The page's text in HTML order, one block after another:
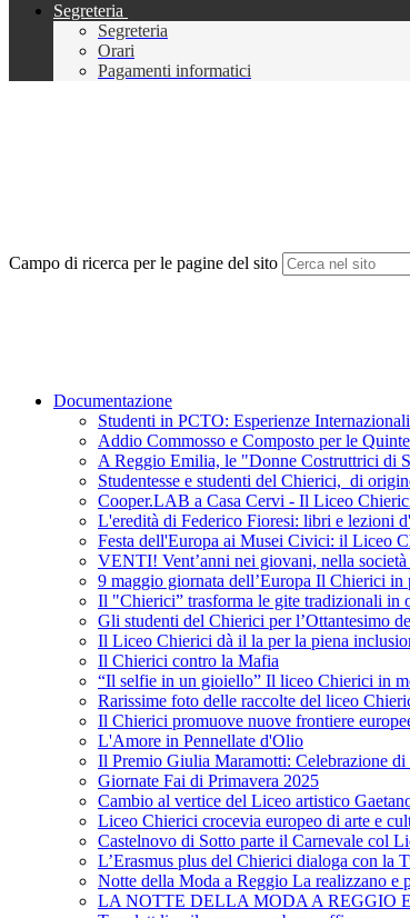
Segreteria
Segreteria
Orari
Pagamenti informatici
Campo di ricerca per le pagine del sito
Documentazione
Studenti in PCTO: Esperienze
Addio Commosso e Composto per le
A Reggio Emilia, le "Donne Costruttrici di
Studentesse e studenti del Chierici, di
Cooper.LAB a Casa Cervi - Il Liceo
L'eredità di Federico Fioresi: libri e lezioni
Festa dell'Europa ai Musei Civici: il Liceo
VENTI! Vent’anni nei giovani, nella società
9 maggio giornata dell’Europa Il Chierici in
Il "Chierici” trasforma le gite tradizionali in
Gli studenti del Chierici per l’Ottantesimo
Il Liceo Chierici dà il la per la piena
Il Chierici contro la Mafia
“Il selfie in un gioiello” Il liceo Chierici in
Rarissime foto delle raccolte del liceo
Il Chierici promuove nuove frontiere
L'Amore in Pennellate d'Olio
Il Premio Giulia Maramotti: Celebrazione
Giornate Fai di Primavera 2025
Cambio al vertice del Liceo artistico
Liceo Chierici crocevia europeo di arte e
Castelnovo di Sotto parte il Carnevale col
L’Erasmus plus del Chierici dialoga con la
Notte della Moda a Reggio La realizzano e
LA NOTTE DELLA MODA A REGGIO